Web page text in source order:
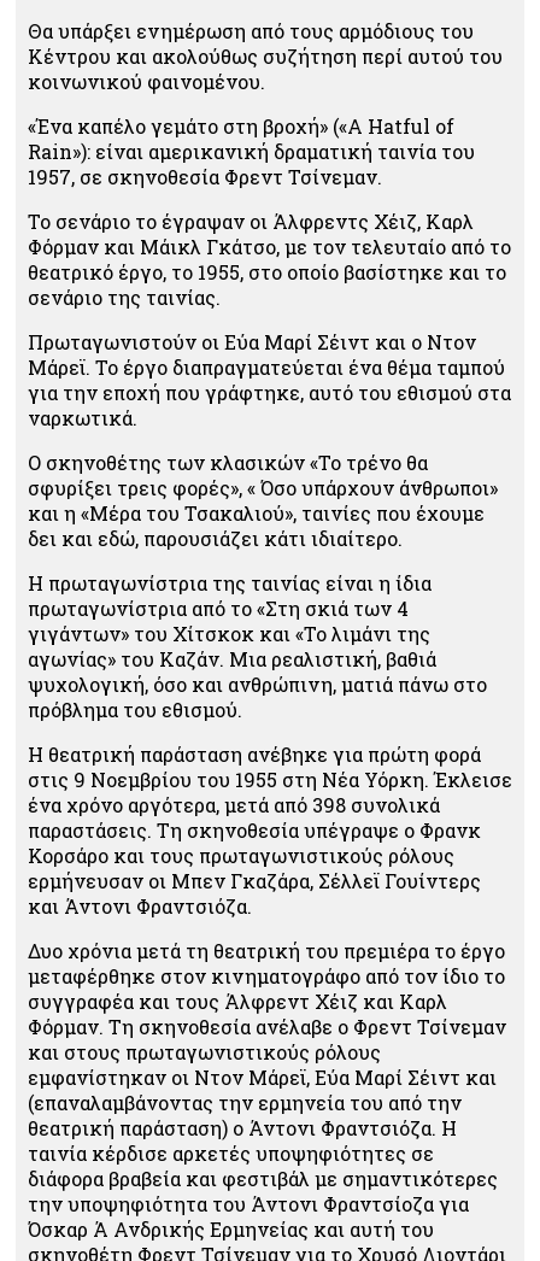
Θα υπάρξει ενημέρωση από τους αρμόδιους του
Κέντρου και ακολούθως συζήτηση περί αυτού του
κοινωνικού φαινομένου.
«Ένα καπέλο γεμάτο στη βροχή» («A Hatful of
Rain»): είναι αμερικανική δραματική ταινία του
1957, σε σκηνοθεσία Φρεντ Τσίνεμαν.
Το σενάριο το έγραψαν οι Άλφρεντς Χέιζ, Καρλ
Φόρμαν και Μάικλ Γκάτσο, με τον τελευταίο από το
θεατρικό έργο, το 1955, στο οποίο βασίστηκε και το
σενάριο της ταινίας.
Πρωταγωνιστούν οι Εύα Μαρί Σέιντ και ο Ντον
Μάρεϊ. Το έργο διαπραγματεύεται ένα θέμα ταμπού
για την εποχή που γράφτηκε, αυτό του εθισμού στα
ναρκωτικά.
Ο σκηνοθέτης των κλασικών «Το τρένο θα
σφυρίξει τρεις φορές», « Όσο υπάρχουν άνθρωποι»
και η «Μέρα του Τσακαλιού», ταινίες που έχουμε
δει και εδώ, παρουσιάζει κάτι ιδιαίτερο.
Η πρωταγωνίστρια της ταινίας είναι η ίδια
πρωταγωνίστρια από το «Στη σκιά των 4
γιγάντων» του Χίτσκοκ και «Το λιμάνι της
αγωνίας» του Καζάν. Μια ρεαλιστική, βαθιά
ψυχολογική, όσο και ανθρώπινη, ματιά πάνω στο
πρόβλημα του εθισμού.
Η θεατρική παράσταση ανέβηκε για πρώτη φορά
στις 9 Νοεμβρίου του 1955 στη Νέα Υόρκη. Έκλεισε
ένα χρόνο αργότερα, μετά από 398 συνολικά
παραστάσεις. Τη σκηνοθεσία υπέγραψε ο Φρανκ
Κορσάρο και τους πρωταγωνιστικούς ρόλους
ερμήνευσαν οι Μπεν Γκαζάρα, Σέλλεϊ Γουίντερς
και Άντονι Φραντσιόζα.
Δυο χρόνια μετά τη θεατρική του πρεμιέρα το έργο
μεταφέρθηκε στον κινηματογράφο από τον ίδιο το
συγγραφέα και τους Άλφρεντ Χέιζ και Καρλ
Φόρμαν. Τη σκηνοθεσία ανέλαβε ο Φρεντ Τσίνεμαν
και στους πρωταγωνιστικούς ρόλους
εμφανίστηκαν οι Ντον Μάρεϊ, Εύα Μαρί Σέιντ και
(επαναλαμβάνοντας την ερμηνεία του από την
θεατρική παράσταση) ο Άντονι Φραντσιόζα. Η
ταινία κέρδισε αρκετές υποψηφιότητες σε
διάφορα βραβεία και φεστιβάλ με σημαντικότερες
την υποψηφιότητα του Άντονι Φραντσίοζα για
Όσκαρ Ά Ανδρικής Ερμηνείας και αυτή του
σκηνοθέτη Φρεντ Τσίνεμαν για το Χρυσό Λιοντάρι